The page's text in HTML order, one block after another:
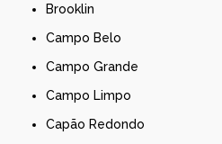
Brooklin
Campo Belo
Campo Grande
Campo Limpo
Capão Redondo